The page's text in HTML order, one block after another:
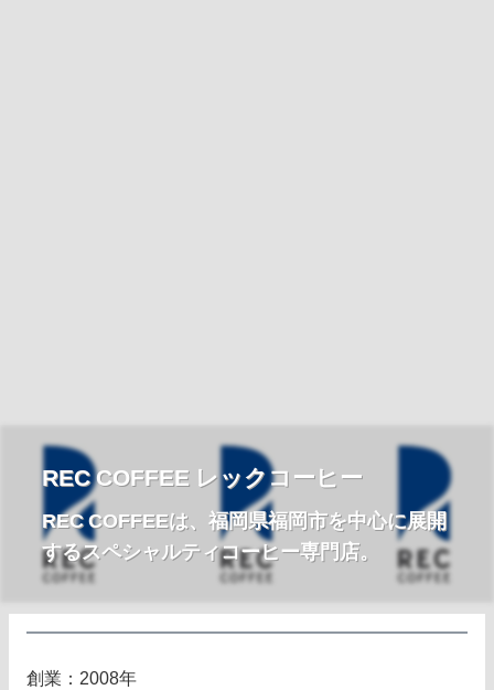
REC COFFEE レックコーヒー
REC COFFEEは、福岡県福岡市を中心に展開
するスペシャルティコーヒー専門店。
創業：2008年